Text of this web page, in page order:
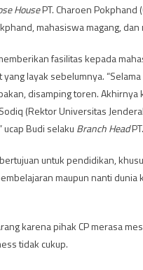
HousePT. Charoen Pokphand
mahasiswa magang,
fasilitas kepada
layak sebelumnya.
disamping toren. Akhirnya
(Rektor Universitas
Budi selaku Branch Head
untuk pendidikan,
maupun nanti dunia
karena pihak CP merasa
tidak cukup.